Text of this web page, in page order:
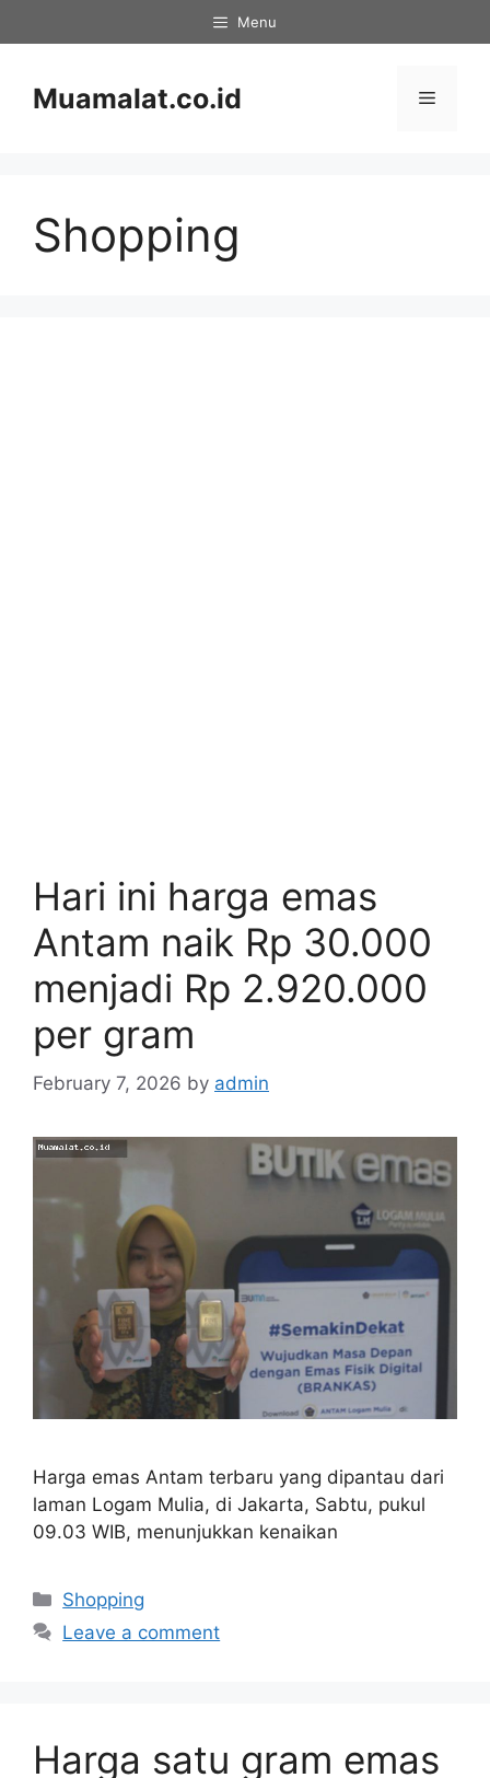
to
Menu
Muamalat.co.id Menu
Shopping
Hari ini harga emas
Antam naik Rp 30.000
menjadi Rp 2.920.000
per gram
February 7, 2026 by admin
Harga emas Antam terbaru yang dipantau dari
laman Logam Mulia, di Jakarta, Sabtu, pukul
09.03 WIB, menunjukkan kenaikan
Categories
Shopping
Leave a comment
Harga satu gram emas